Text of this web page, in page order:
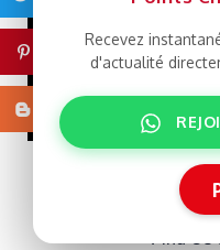
Blogger
Recevez
d'actualité